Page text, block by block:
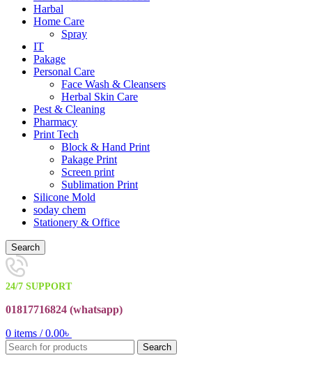
Harbal
Home Care
Spray
IT
Pakage
Personal Care
Face Wash & Cleansers
Herbal Skin Care
Pest & Cleaning
Pharmacy
Print Tech
Block & Hand Print
Pakage Print
Screen print
Sublimation Print
Silicone Mold
soday chem
Stationery & Office
Search
24/7 SUPPORT
01817716824 (whatsapp)
0 items / 0.00৳
Search